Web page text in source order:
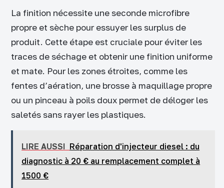
La finition nécessite une seconde microfibre
propre et sèche pour essuyer les surplus de
produit. Cette étape est cruciale pour éviter les
traces de séchage et obtenir une finition uniforme
et mate. Pour les zones étroites, comme les
fentes d’aération, une brosse à maquillage propre
ou un pinceau à poils doux permet de déloger les
saletés sans rayer les plastiques.
LIRE AUSSI Réparation d'injecteur diesel : du
diagnostic à 20 € au remplacement complet à
1500 €